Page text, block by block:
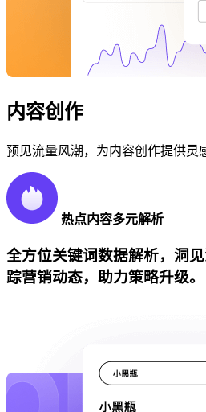
内容创作
预见流量风潮，为内容创作提供灵
热点内容多元解析
全方位关键词数据解析，洞
踪营销动态，助力策略升级。